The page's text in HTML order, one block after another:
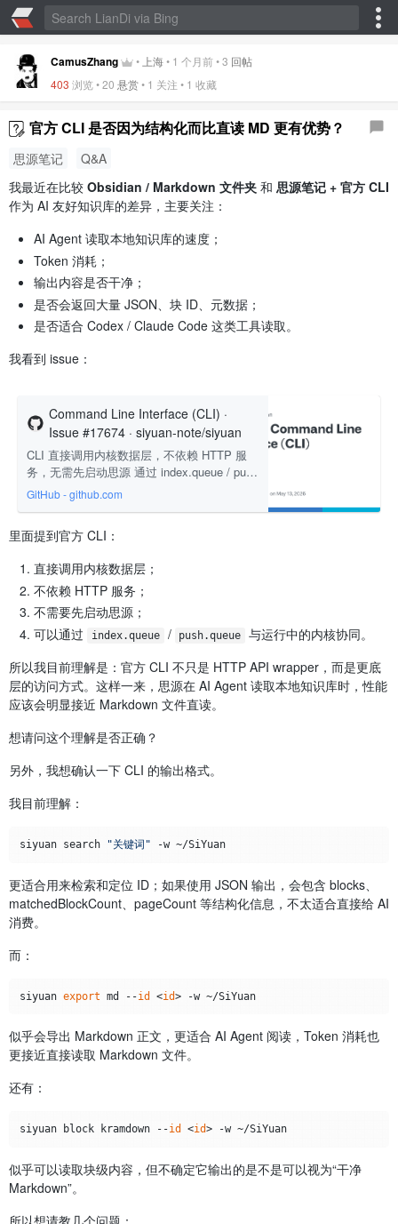
CamusZhang • 上海• 1 个月前•3 回帖
403 浏览 •20 悬赏• 1 关注 • 1 收藏
官方 CLI 是否因为结构化而比直读 MD 更有优势？
思源笔记
Q&A
我最近在比较 Obsidian / Markdown 文件夹 和 思源笔记 + 官方 CLI
作为 AI 友好知识库的差异，主要关注：
AI Agent 读取本地知识库的速度；
Token 消耗；
输出内容是否干净；
是否会返回大量 JSON、块 ID、元数据；
是否适合 Codex / Claude Code 这类工具读取。
我看到 issue：
Command Line Interface (CLI) ·
Issue #17674 · siyuan-note/siyuan
CLI 直接调用内核数据层，不依赖 HTTP 服
务，无需先启动思源 通过 index.queue / pus
h.queue 文件通道支持与运行中内核进程的协
同：CLI 写数据后内核自动索引并推送前端刷
GitHub - github.com
里面提到官方 CLI：
直接调用内核数据层；
不依赖 HTTP 服务；
不需要先启动思源；
可以通过
index.queue / push.queue
与运行中的内核协同。
所以我目前理解是：官方 CLI 不只是 HTTP API wrapper，而是更底
层的访问方式。这样一来，思源在 AI Agent 读取本地知识库时，性能
应该会明显接近 Markdown 文件直读。
想请问这个理解是否正确？
另外，我想确认一下 CLI 的输出格式。
我目前理解：
siyuan search "关键词" -w ~/SiYuan
更适合用来检索和定位 ID；如果使用 JSON 输出，会包含 blocks、
matchedBlockCount、pageCount 等结构化信息，不太适合直接给 AI
消费。
而：
siyuan export md --id <id > -w ~/SiYuan
似乎会导出 Markdown 正文，更适合 AI Agent 阅读，Token 消耗也
更接近直接读取 Markdown 文件。
还有：
siyuan block kramdown --id <id > -w ~/SiYuan
似乎可以读取块级内容，但不确定它输出的是不是可以视为“干净
Markdown”。